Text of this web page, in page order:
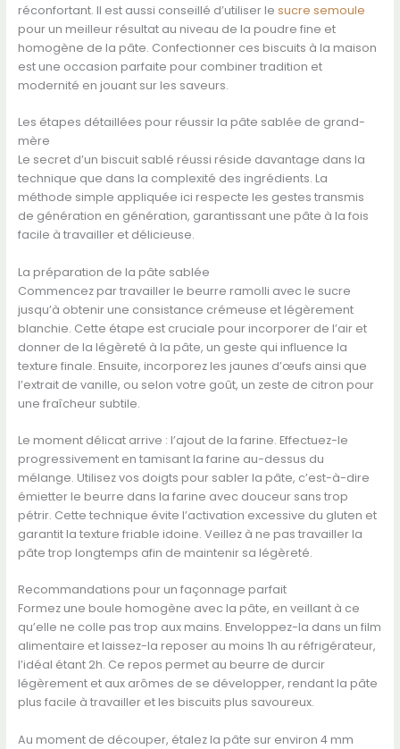
réconfortant. Il est aussi conseillé d’utiliser le sucre semoule
pour un meilleur résultat au niveau de la poudre fine et
homogène de la pâte. Confectionner ces biscuits à la maison
est une occasion parfaite pour combiner tradition et
modernité en jouant sur les saveurs.
Les étapes détaillées pour réussir la pâte sablée de grand-
mère
Le secret d’un biscuit sablé réussi réside davantage dans la
technique que dans la complexité des ingrédients. La
méthode simple appliquée ici respecte les gestes transmis
de génération en génération, garantissant une pâte à la fois
facile à travailler et délicieuse.
La préparation de la pâte sablée
Commencez par travailler le beurre ramolli avec le sucre
jusqu’à obtenir une consistance crémeuse et légèrement
blanchie. Cette étape est cruciale pour incorporer de l’air et
donner de la légèreté à la pâte, un geste qui influence la
texture finale. Ensuite, incorporez les jaunes d’œufs ainsi que
l’extrait de vanille, ou selon votre goût, un zeste de citron pour
une fraîcheur subtile.
Le moment délicat arrive : l’ajout de la farine. Effectuez-le
progressivement en tamisant la farine au-dessus du
mélange. Utilisez vos doigts pour sabler la pâte, c’est-à-dire
émietter le beurre dans la farine avec douceur sans trop
pétrir. Cette technique évite l’activation excessive du gluten et
garantit la texture friable idoine. Veillez à ne pas travailler la
pâte trop longtemps afin de maintenir sa légèreté.
Recommandations pour un façonnage parfait
Formez une boule homogène avec la pâte, en veillant à ce
qu’elle ne colle pas trop aux mains. Enveloppez-la dans un film
alimentaire et laissez-la reposer au moins 1h au réfrigérateur,
l’idéal étant 2h. Ce repos permet au beurre de durcir
légèrement et aux arômes de se développer, rendant la pâte
plus facile à travailler et les biscuits plus savoureux.
Au moment de découper, étalez la pâte sur environ 4 mm